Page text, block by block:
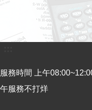
民
務
服務時間 上午
午服務不打烊